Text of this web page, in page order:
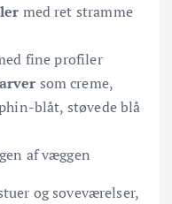
med ret stramme
fine profiler
som creme,
blåt, støvede blå
af væggen
og soveværelser,